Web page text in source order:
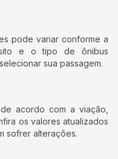
pode variar conforme a
e o tipo de ônibus
sua passagem.
acordo com a viação,
os valores atualizados
sofrer alterações.